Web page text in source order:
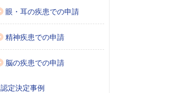
眼・耳の疾患での申請
精神疾患での申請
脳の疾患での申請
認定決定事例